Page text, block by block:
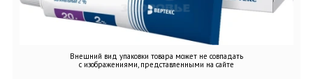
Внешний вид упаковки товара может не совпадать
с изображениями, представленными на сайте